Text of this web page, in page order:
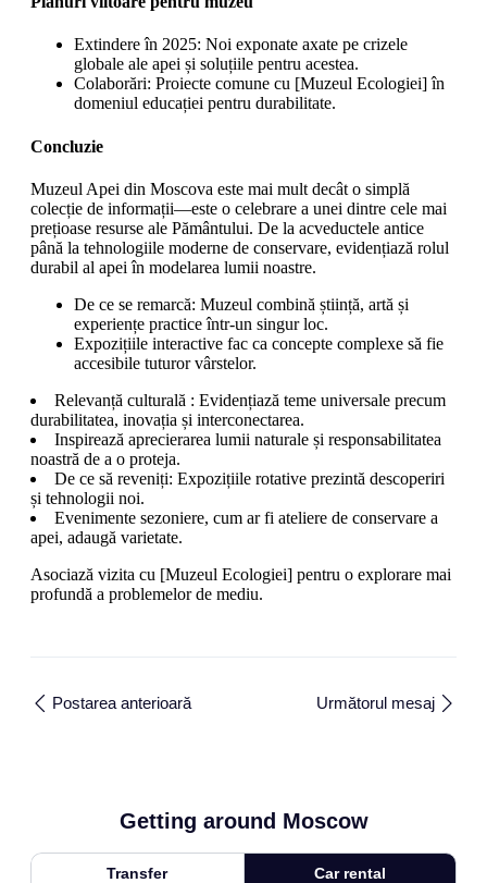
Extindere în 2025: Noi exponate axate pe crizele
globale ale apei și soluțiile pentru acestea.
Colaborări: Proiecte comune cu [Muzeul Ecologiei] în
domeniul educației pentru durabilitate.
Concluzie
Muzeul Apei din Moscova este mai mult decât o simplă
colecție de informații—este o celebrare a unei dintre cele mai
prețioase resurse ale Pământului. De la acveductele antice
până la tehnologiile moderne de conservare, evidențiază rolul
durabil al apei în modelarea lumii noastre.
De ce se remarcă: Muzeul combină știință, artă și
experiențe practice într-un singur loc.
Expozițiile interactive fac ca concepte complexe să fie
accesibile tuturor vârstelor.
Relevanță culturală : Evidențiază teme universale precum
durabilitatea, inovația și interconectarea.
Inspirează aprecierarea lumii naturale și responsabilitatea
noastră de a o proteja.
De ce să reveniți: Expozițiile rotative prezintă descoperiri
și tehnologii noi.
Evenimente sezoniere, cum ar fi ateliere de conservare a
apei, adaugă varietate.
Asociază vizita cu [Muzeul Ecologiei] pentru o explorare mai
profundă a problemelor de mediu.
Postarea anterioară Următorul mesaj
Getting around Moscow
Transfer Car rental